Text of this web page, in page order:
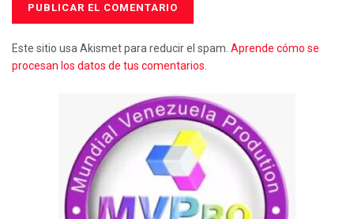
Este sitio usa Akismet para reducir el spam. Aprende cómo se
procesan los datos de tus comentarios.